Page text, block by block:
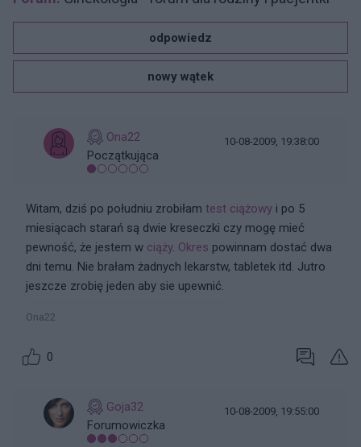
odpowiedz
nowy wątek
Ona22
Początkująca
10-08-2009, 19:38:00
Witam, dziś po południu zrobiłam test ciążowy i po 5
miesiącach starań są dwie kreseczki czy mogę mieć
pewność, że jestem w ciąży. Okres powinnam dostać dwa
dni temu. Nie brałam żadnych lekarstw, tabletek itd. Jutro
jeszcze zrobię jeden aby sie upewnić.
Ona22
0
Goja32
Forumowiczka
10-08-2009, 19:55:00